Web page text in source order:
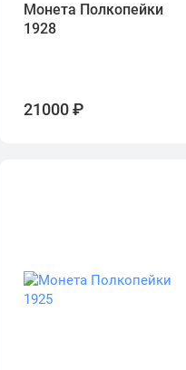
Монета Полкопейки
1928
21000 ₽